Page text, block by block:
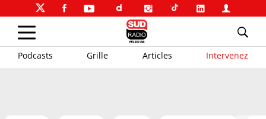
Podcasts Grille Articles Intervenez